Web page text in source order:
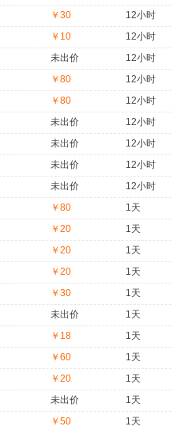
￥30
12小时
￥10
12小时
未出价
12小时
￥80
12小时
￥80
12小时
未出价
12小时
未出价
12小时
未出价
12小时
未出价
12小时
￥80
1天
￥20
1天
￥20
1天
￥20
1天
￥30
1天
未出价
1天
￥18
1天
￥60
1天
￥20
1天
未出价
1天
￥50
1天